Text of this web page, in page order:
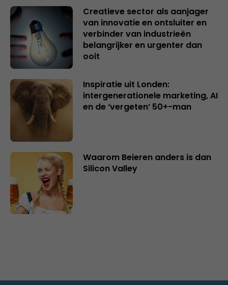
Creatieve sector als aanjager
van innovatie en ontsluiter en
verbinder van industrieën
belangrijker en urgenter dan
ooit
Inspiratie uit Londen:
intergenerationele marketing, AI
en de ‘vergeten’ 50+-man
Waarom Beieren anders is dan
Silicon Valley